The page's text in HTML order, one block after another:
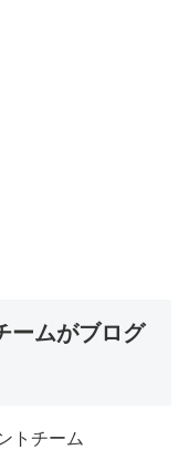
ームがブログ
トチーム